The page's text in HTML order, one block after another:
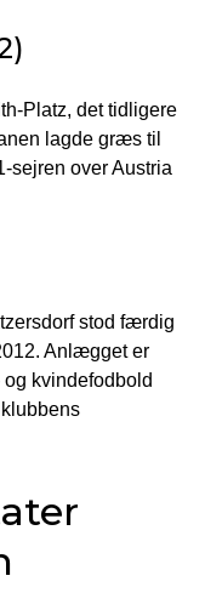
Platz, det tidligere
lagde græs til
sejren over Austria
stod færdig
Anlægget er
kvindefodbold